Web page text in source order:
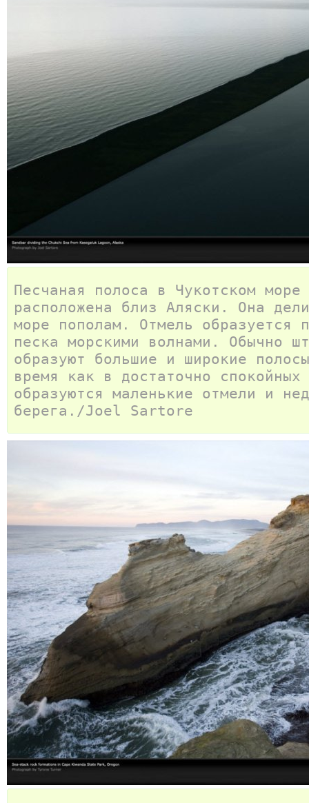
Песчаная полоса в Чукотском море
расположена близ Аляски. Она
море пополам. Отмель образуется
песка морскими волнами. Обычно
образуют большие и широкие
время как в достаточно спокойных
образуются маленькие отмели и
берега./Joel Sartore